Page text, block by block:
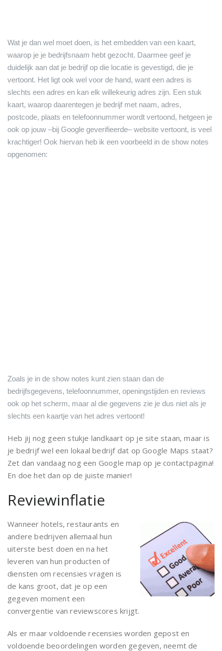
Wat je dan wel moet doen, is het embedden van een kaart,
waarop je je bedrijfsnaam hebt gezocht. Daarmee geef je
duidelijk aan dat je bedrijf op die locatie is gevestigd, die je
vertoont. Het ligt ook wel voor de hand, want een adres is
slechts een adres en kan elk willekeurig adres zijn. Een stuk
kaart, waarop daarentegen je bedrijf met naam, adres,
postcode, plaats en telefoonnummer wordt vertoond, hetgeen je
ook op jouw –bij Google geverifieerde– website vertoont, is veel
krachtiger! Ook hiervan heb ik een voorbeeld in de show notes
opgenomen:
Zoals je in de show notes kunt zien staan dan de
bedrijfsgegevens, telefoonnummer, openingstijden en reviews
ook op het scherm, maar al die gegevens zie je dus niet als je
slechts een kaartje van het adres vertoont!
Heb jij nog geen stukje landkaart op je site staan, maar is
je bedrijf wel een lokaal bedrijf dat op Google Maps staat?
Zet dan vandaag nog een Google map op je contactpagina!
En doe het dan op de juiste manier!
Reviewinflatie
Wanneer hotels, restaurants en
andere bedrijven allemaal hun
uiterste best doen en na het
leveren van hun producten of
diensten om recensies vragen is
de kans groot, dat je op een
gegeven moment een
convergentie van reviewscores krijgt.
Als er maar voldoende recensies worden gepost en
voldoende beoordelingen worden gegeven, neemt de